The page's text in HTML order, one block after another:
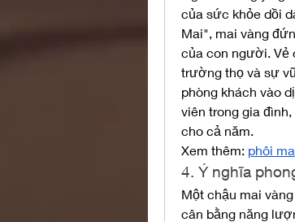
của sức khỏe dồi
Mai", mai vàng
của con người. Vẻ
trường thọ và sự
phòng khách vào
viên trong gia
cho cả năm.
Xem thêm: phôi
4. Ý nghĩa
Một chậu mai
cân bằng năng